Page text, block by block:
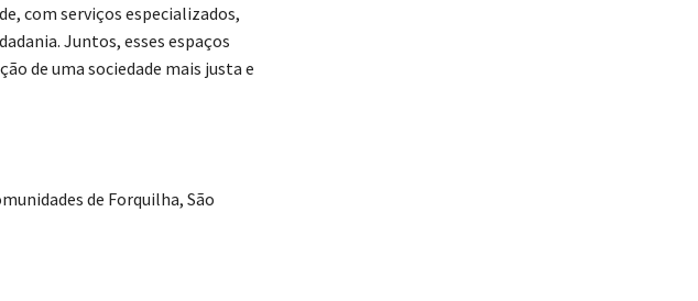
com serviços especializados,
Juntos, esses espaços
de uma sociedade mais justa e
de Forquilha, São